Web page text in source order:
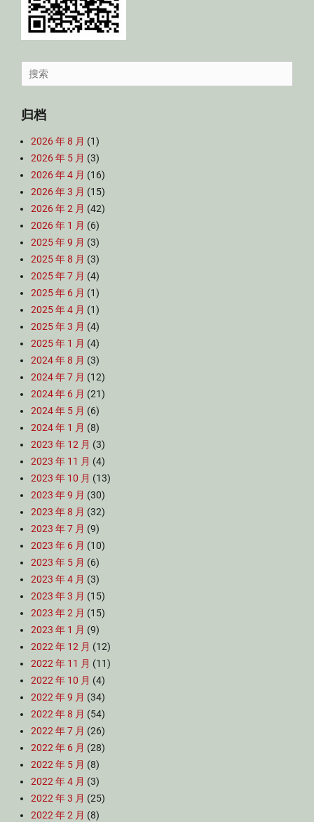
Search
for:
归档
2026 年 8 月 (1)
2026 年 5 月 (3)
2026 年 4 月 (16)
2026 年 3 月 (15)
2026 年 2 月 (42)
2026 年 1 月 (6)
2025 年 9 月 (3)
2025 年 8 月 (3)
2025 年 7 月 (4)
2025 年 6 月 (1)
2025 年 4 月 (1)
2025 年 3 月 (4)
2025 年 1 月 (4)
2024 年 8 月 (3)
2024 年 7 月 (12)
2024 年 6 月 (21)
2024 年 5 月 (6)
2024 年 1 月 (8)
2023 年 12 月 (3)
2023 年 11 月 (4)
2023 年 10 月 (13)
2023 年 9 月 (30)
2023 年 8 月 (32)
2023 年 7 月 (9)
2023 年 6 月 (10)
2023 年 5 月 (6)
2023 年 4 月 (3)
2023 年 3 月 (15)
2023 年 2 月 (15)
2023 年 1 月 (9)
2022 年 12 月 (12)
2022 年 11 月 (11)
2022 年 10 月 (4)
2022 年 9 月 (34)
2022 年 8 月 (54)
2022 年 7 月 (26)
2022 年 6 月 (28)
2022 年 5 月 (8)
2022 年 4 月 (3)
2022 年 3 月 (25)
2022 年 2 月 (8)